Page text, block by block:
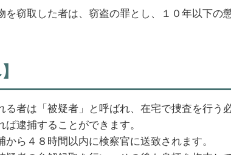
窃取した者は、窃盗の罪とし、１０年以下の
る者は「被疑者」と呼ばれ、在宅で捜査を行う
逮捕することができます。
ら４８時間以内に検察官に送致されます。